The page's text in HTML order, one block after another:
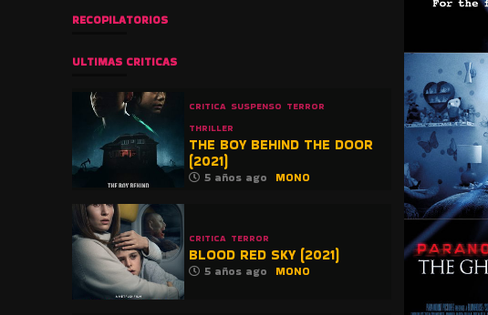
RECOPILATORIOS
ULTIMAS CRITICAS
CRITICA SUSPENSO TERROR
THRILLER
THE BOY BEHIND THE DOOR
(2021)
5 años ago MONO
CRITICA TERROR
BLOOD RED SKY (2021)
5 años ago MONO